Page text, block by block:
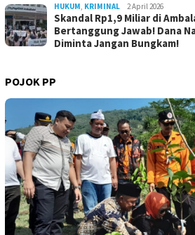
HUKUM, KRIMINAL 2 April 2026
Skandal Rp1,9 Miliar di
Bertanggung Jawab! Dana
Diminta Jangan Bungkam!
POJOK PP